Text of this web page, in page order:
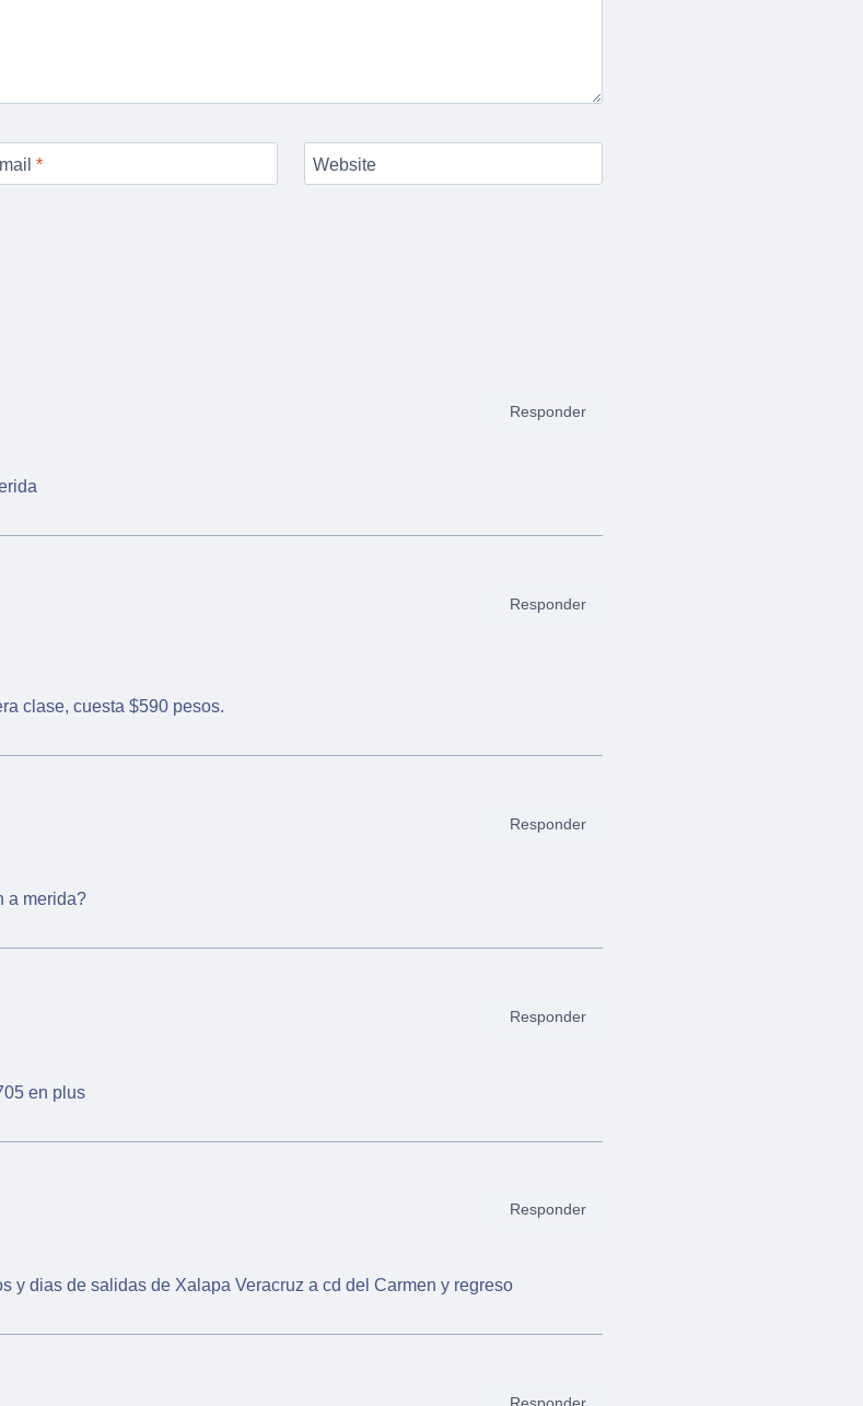
* Website
Responder
clase, cuesta $590 pesos.
Responder
a merida?
Responder
en plus
Responder
y dias de salidas de Xalapa Veracruz a cd del Carmen y regreso
Responder